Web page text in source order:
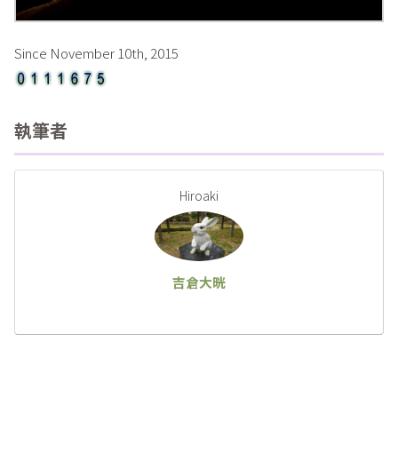
Since November 10th, 2015
執筆者
Hiroaki
吉倉大晄